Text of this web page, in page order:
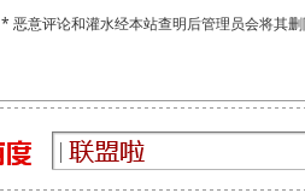
* 恶意评论和灌水经本站查明后管理员会将其